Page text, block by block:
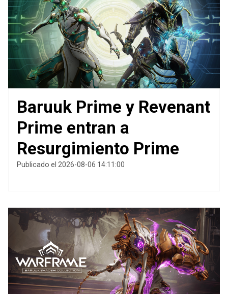
Baruuk Prime y Revenant
Prime entran a
Resurgimiento Prime
Publicado el 2026-08-06 14:11:00